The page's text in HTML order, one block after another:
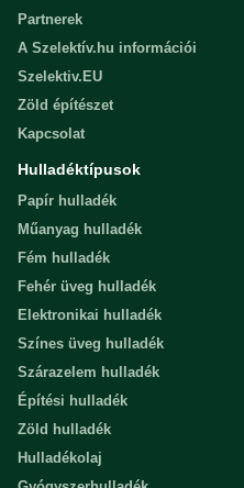
Partnerek
A Szelektív.hu információi
Szelektiv.EU
Zöld építészet
Kapcsolat
Hulladéktípusok
Papír hulladék
Műanyag hulladék
Fém hulladék
Fehér üveg hulladék
Elektronikai hulladék
Színes üveg hulladék
Szárazelem hulladék
Építési hulladék
Zöld hulladék
Hulladékolaj